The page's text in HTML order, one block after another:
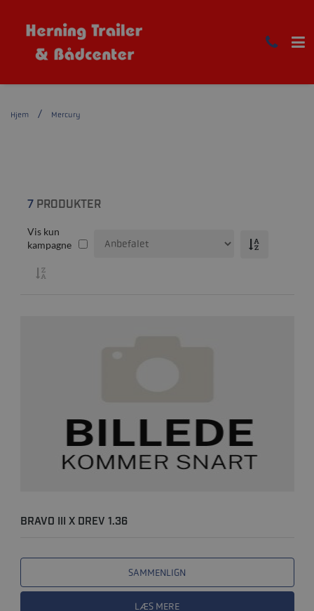
Hjem Mercury
7PRODUKTER
Vis kun
kampagne
BRAVO III X DREV 1.36
SAMMENLIGN
LÆS MERE